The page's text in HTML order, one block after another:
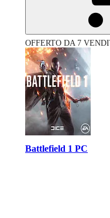
OFFERTO DA 7
Battlefield 1 PC